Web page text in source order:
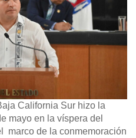
California Sur hizo la
mayo en la víspera del
marco de la conmemoración